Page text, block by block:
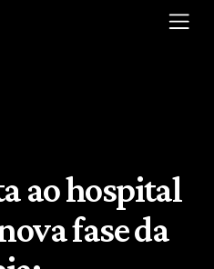
ao hospital
fase da